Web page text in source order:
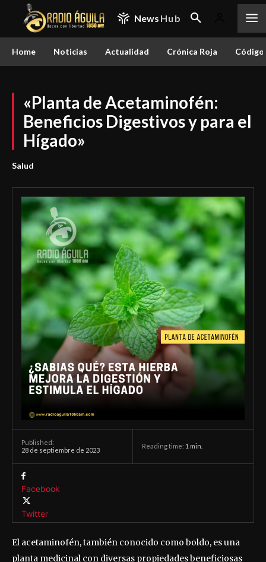
News Hub
Home Noticias Actualidad Crónica Roja
«Planta de Acetaminofén:
Beneficios Digestivos y para el
Hígado»
Salud
Published:
28 de septiembre de 2023
Reading time: 1 min.
Facebook
Twitter
El acetaminofén, también conocido como boldo, es una
planta medicinal con diversas propiedades beneficiosas